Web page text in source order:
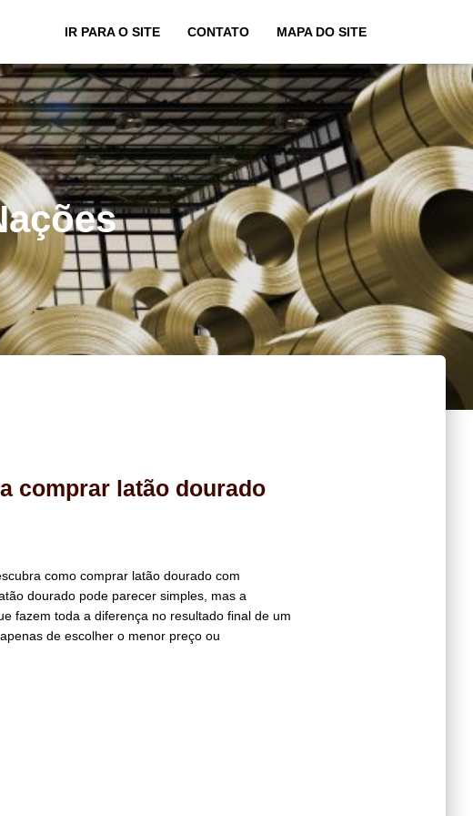
IR PARA O SITE
CONTATO MAPA DO SITE
comprar latão dourado
como comprar latão dourado com
dourado pode parecer simples, mas a
fazem toda a diferença no resultado final de um
de escolher o menor preço ou